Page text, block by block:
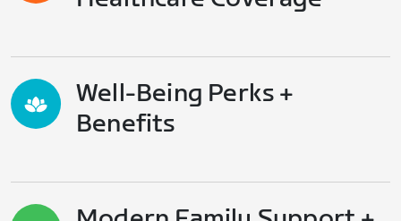
Well-Being Perks +
Benefits